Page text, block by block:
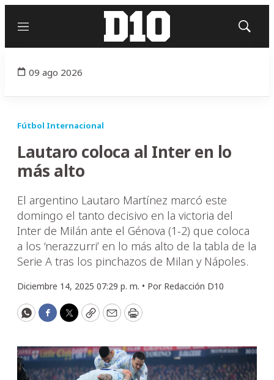
Menú
Mostrar
09 ago 2026
Fútbol Internacional
Lautaro coloca al Inter en lo
más alto
El argentino Lautaro Martínez marcó este
domingo el tanto decisivo en la victoria del
Inter de Milán ante el Génova (1-2) que coloca
a los ‘nerazzurri’ en lo más alto de la tabla de la
Serie A tras los pinchazos de Milan y Nápoles.
Diciembre 14, 2025 07:29 p. m. • Por Redacción D10
WhatsApp
Facebook
Twitter
CopyEmailPrint